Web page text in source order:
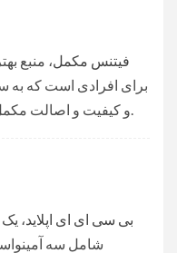
فیتنس مکمل، منبع
برای افرادی است که به
بی سی ای ای اپلاید،
شامل سه